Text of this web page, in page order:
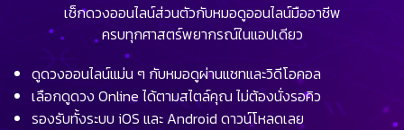
เช็กดวงออนไลน์ส่วนตัวกับหมอดูออนไลน์มืออาชีพ
ครบทุกศาสตร์พยากรณ์ในแอปเดียว
ดูดวงออนไลน์แม่น ๆ กับหมอดูผ่านแชทและวิดีโอคอล
เลือกดูดวง Online ได้ตามสไตล์คุณ ไม่ต้องนั่งรอคิว
รองรับทั้งระบบ iOS และ Android ดาวน์โหลดเลย